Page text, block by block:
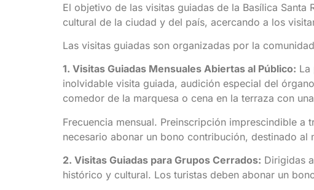
El objetivo de las visitas guiadas de la Basílica
cultural de la ciudad y del país, acercando a los
Las visitas guiadas son organizadas por la
1. Visitas Guiadas Mensuales Abiertas al Público: La
inolvidable visita guiada, audición especial del
comedor de la marquesa o cena en la terraza con
Frecuencia mensual. Preinscripción imprescindible
necesario abonar un bono contribución, destinado al
2. Visitas Guiadas para Grupos Cerrados: Dirigidas
histórico y cultural. Los turistas deben abonar un